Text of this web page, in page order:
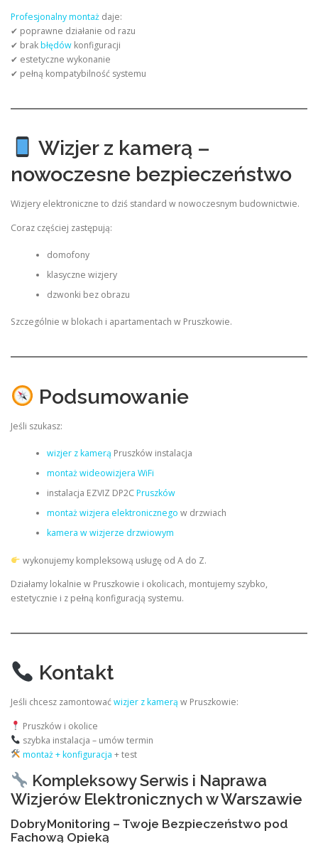
Profesjonalny montaż daje:
✔ poprawne działanie od razu
✔ brakbłędów konfiguracji
✔ estetyczne wykonanie
✔ pełną kompatybilność systemu
Wizjer z kamerą –
nowoczesne bezpieczeństwo
Wizjery elektroniczne to dziś standard w nowoczesnym budownictwie.
Coraz częściej zastępują:
domofony
klasyczne wizjery
dzwonki bez obrazu
Szczególnie w blokach i apartamentach w Pruszkowie.
Podsumowanie
Jeśli szukasz:
wizjer z kamerą Pruszków instalacja
montaż wideowizjera WiFi
instalacja EZVIZ DP2CPruszków
montaż wizjera elektronicznego w drzwiach
kamera w wizjerze drzwiowym
wykonujemy kompleksową usługę od A do Z.
Działamy lokalnie w Pruszkowie i okolicach, montujemy szybko,
estetycznie i z pełną konfiguracją systemu.
Kontakt
Jeśli chcesz zamontowaćwizjer z kamerą w Pruszkowie:
Pruszków i okolice
szybka instalacja – umów termin
montaż + konfiguracja + test
Kompleksowy Serwis i Naprawa
Wizjerów Elektronicznych w Warszawie
DobryMonitoring – Twoje Bezpieczeństwo pod
Fachową Opieką